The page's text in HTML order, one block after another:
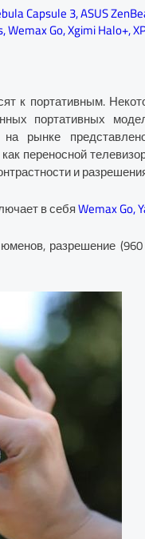
Capsule 3,ASUS
,Wemax Go,Xgimi Halo+,
к портативным.
портативных
рынке
переносной
и
в себяWemax Go,
разрешение (960